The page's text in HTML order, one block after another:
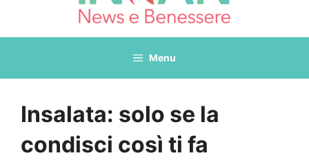
Menu
Insalata: solo se la
condisci così ti fa